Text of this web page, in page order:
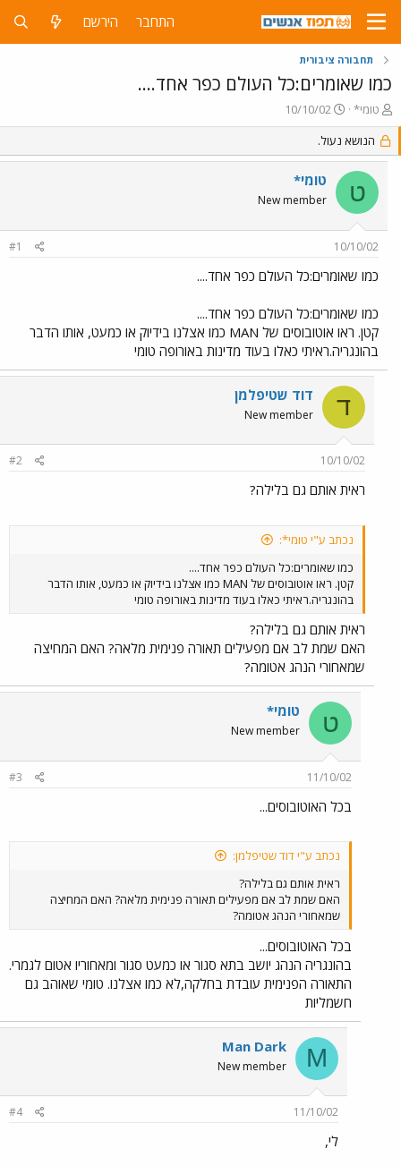
התחבר הירשם
תחבורה ציבורית
כמו שאומרים:כל העולם כפר אחד....
פ
ו
ת
ח
נ
טומי*
פ
ו
ר
ס
ך
10/10/02
הנושא נעול.
ט טומי*
New member
10/10/02
#1
כמו שאומרים:כל העולם כפר אחד....
כמו שאומרים:כל העולם כפר אחד....
קטן. ראו אוטובוסים של MAN כמו אצלנו בידיוק או כמעט, אותו הדבר
בהונגריה.ראיתי כאלו בעוד מדינות באורופה טומי
ד דוד שטיפלמן
New member
10/10/02
#2
ראית אותם גם בלילה?
נכתב ע"י טומי*:
כמו שאומרים:כל העולם כפר אחד....
קטן. ראו אוטובוסים של MAN כמו אצלנו בידיוק או כמעט, אותו הדבר
בהונגריה.ראיתי כאלו בעוד מדינות באורופה טומי
ראית אותם גם בלילה?
האם שמת לב אם מפעילים תאורה פנימית מלאה? האם המחיצה
שמאחורי הנהג אטומה?
ט טומי*
New member
11/10/02
#3
בכל האוטובוסים...
נכתב ע"י דוד שטיפלמן:
ראית אותם גם בלילה?
האם שמת לב אם מפעילים תאורה פנימית מלאה? האם המחיצה
שמאחורי הנהג אטומה?
בכל האוטובוסים...
בהונגריה הנהג יושב בתא סגור או כמעט סגור ומאחוריו אטום לגמרי.
התאורה הפנימית עובדת בחלקה,לא כמו אצלנו. טומי שאוהב גם
חשמליות
M
Man Dark
New member
11/10/02
#4
לי,